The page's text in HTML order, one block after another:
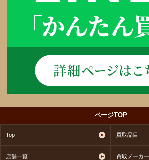
ページTOP
Top 買取品目
店舗一覧 買取メーカー